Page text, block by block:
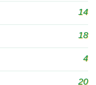
14
18
4
20